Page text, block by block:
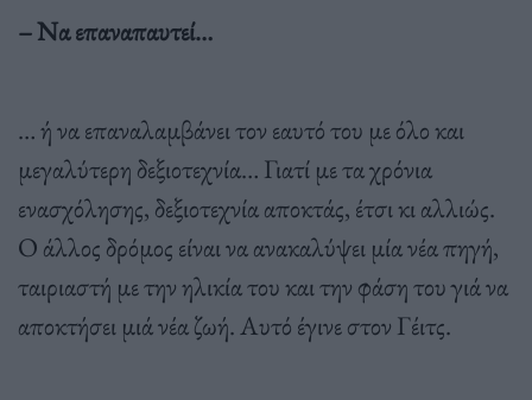
– Να επαναπαυτεί…
… ή να επαναλαµβάνει τον εαυτό του µε όλο και
µεγαλύτερη δεξιοτεχνία… Γιατί µε τα χρόνια
ενασχόλησης, δεξιοτεχνία αποκτάς, έτσι κι αλλιώς.
Ο άλλος δρόµος είναι να ανακαλύψει µία νέα πηγή,
ταιριαστή µε την ηλικία του και την φάση του γιά να
αποκτήσει µιά νέα ζωή. Αυτό έγινε στον Γέιτς.